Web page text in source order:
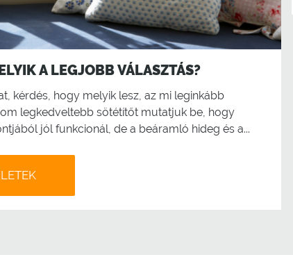
A LEGJOBB VÁLASZTÁS?
kérdés, hogy melyik lesz, az mi leginkább
legkedveltebb sötétítőt mutatjuk be, hogy
jól funkcionál, de a beáramló hideg és a...